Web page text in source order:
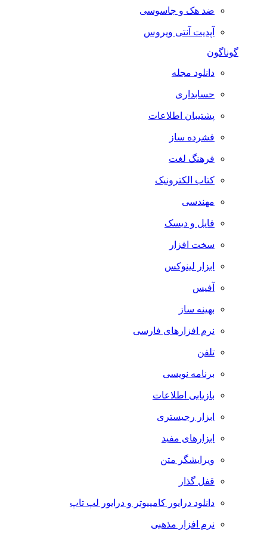
ضد هک و جاسوسی
آپدیت آنتی ویروس
گوناگون
دانلود مجله
حسابداری
پشتیبان اطلاعات
فشرده ساز
فرهنگ لغت
کتاب الکترونیک
مهندسی
فایل و دیسک
سخت افزار
ابزار لینوکس
آفیس
بهینه ساز
نرم افزارهای فارسی
تلفن
برنامه نویسی
بازیابی اطلاعات
ابزار رجیستری
ابزارهای مفید
ویرایشگر متن
قفل گذار
دانلود درایور کامپیوتر و درایور لپ تاپ
نرم افزار مذهبی